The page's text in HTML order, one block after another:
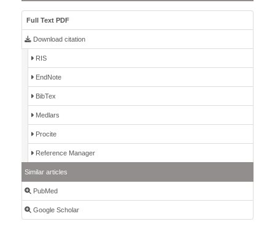
Full Text PDF
Download citation
RIS
EndNote
BibTex
Medlars
Procite
Reference Manager
Similar articles
PubMed
Google Scholar